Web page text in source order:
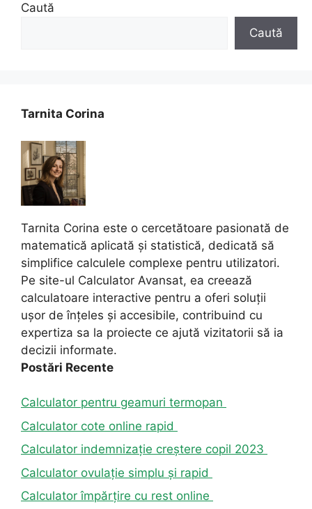
Caută
Caută
Tarnita Corina
Tarnita Corina este o cercetătoare pasionată de
matematică aplicată și statistică, dedicată să
simplifice calculele complexe pentru utilizatori.
Pe site-ul Calculator Avansat, ea creează
calculatoare interactive pentru a oferi soluții
ușor de înțeles și accesibile, contribuind cu
expertiza sa la proiecte ce ajută vizitatorii să ia
decizii informate.
Postări Recente
Calculator pentru geamuri termopan
Calculator cote online rapid
Calculator indemnizație creștere copil 2023
Calculator ovulație simplu și rapid
Calculator împărțire cu rest online